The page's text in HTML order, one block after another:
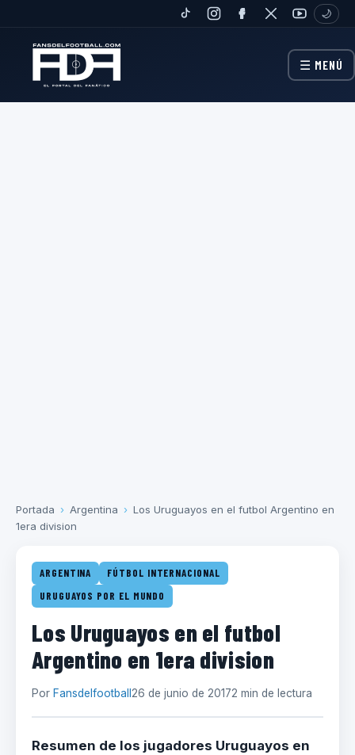
TIKTOKINSTAGRAMFANPAGETWITTERYOUTUBE
🌙
☰ MENÚ
Portada › Argentina › Los Uruguayos en el futbol Argentino en
1era division
ARGENTINA
FÚTBOL INTERNACIONAL
URUGUAYOS POR EL MUNDO
Los Uruguayos en el futbol
Argentino en 1era division
Por Fansdelfootball 26 de junio de 20172 min de lectura
Resumen de los jugadores Uruguayos en